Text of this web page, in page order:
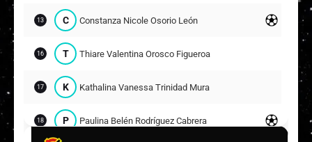
13 C Constanza Nicole Osorio León
16 T Thiare Valentina Orosco Figueroa
17 K Kathalina Vanessa Trinidad Mura Caman
18 P Paulina Belén Rodríguez Cabrera